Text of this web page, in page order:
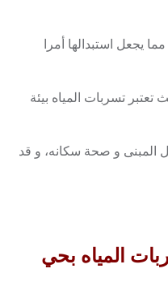
يجعل استبدالها أمرا
تسربات المياه بيئة
المبنى و صحة سكانه، و قد
المياه بحي